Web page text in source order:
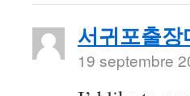
서귀포출장
19 septembre